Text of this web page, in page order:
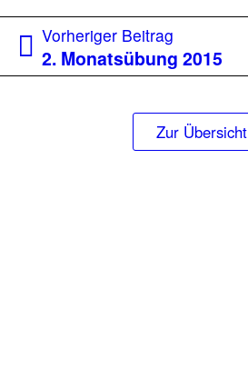
Vorheriger BeitragVorheriger
Beitrag:
2. Monatsübung 2015
Zur Übersicht